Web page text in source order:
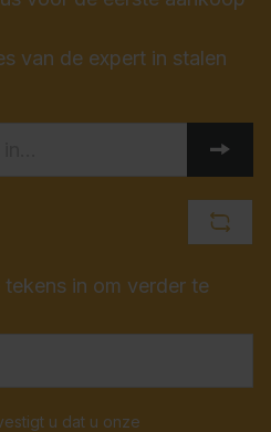
van de expert in stalen
in om verder te
u dat u onze